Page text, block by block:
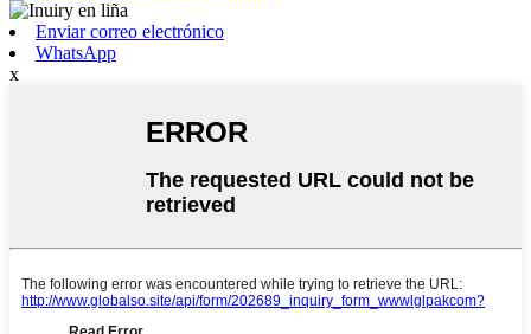
Enviar correo electrónico
WhatsApp
x